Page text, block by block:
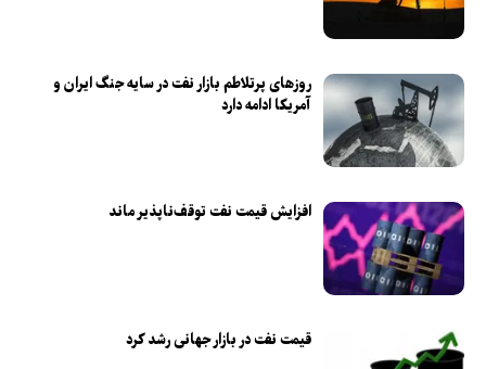
روزهای پرتلاطم‌ بازار نفت در سایه جنگ ایران و
آمریکا ادامه دارد
افزایش قیمت نفت توقف‌ناپذیر ماند
قیمت نفت در بازار جهانی رشد کرد